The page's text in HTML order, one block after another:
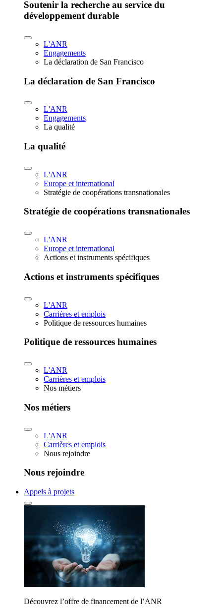
Soutenir la recherche au service du
développement durable
L'ANR
Engagements
La déclaration de San Francisco
La déclaration de San Francisco
L'ANR
Engagements
La qualité
La qualité
L'ANR
Europe et international
Stratégie de coopérations transnationales
Stratégie de coopérations transnationales
L'ANR
Europe et international
Actions et instruments spécifiques
Actions et instruments spécifiques
L'ANR
Carrières et emplois
Politique de ressources humaines
Politique de ressources humaines
L'ANR
Carrières et emplois
Nos métiers
Nos métiers
L'ANR
Carrières et emplois
Nous rejoindre
Nous rejoindre
Appels à projets
Découvrez l’offre de financement de l’ANR